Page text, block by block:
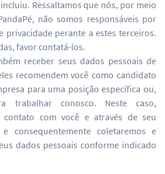
Ressaltamos que nós, por meio
não somos responsáveis por
privacidade perante a estes terceiros.
favor contatá-los.
receber seus dados pessoais de
recomendem você como candidato
para uma posição específica ou,
trabalhar conosco. Neste caso,
contato com você e através de seu
e consequentemente coletaremos e
dados pessoais conforme indicado